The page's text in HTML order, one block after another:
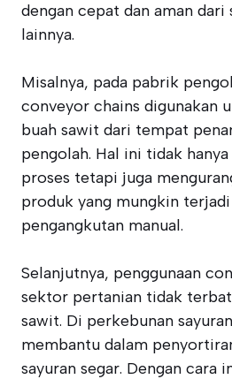
dengan cepat dan aman
lainnya.
Misalnya, pada pabrik
conveyor chains digunakan
buah sawit dari tempat
pengolah. Hal ini tidak
proses tetapi juga
produk yang mungkin
pengangkutan manual.
Selanjutnya, penggunaan
sektor pertanian tidak
sawit. Di perkebunan
membantu dalam
sayuran segar. Dengan cara